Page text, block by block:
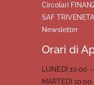
Circolari
SAF
Newsletter
Orari di
LUNEDI 10.00
MARTEDI 10.00